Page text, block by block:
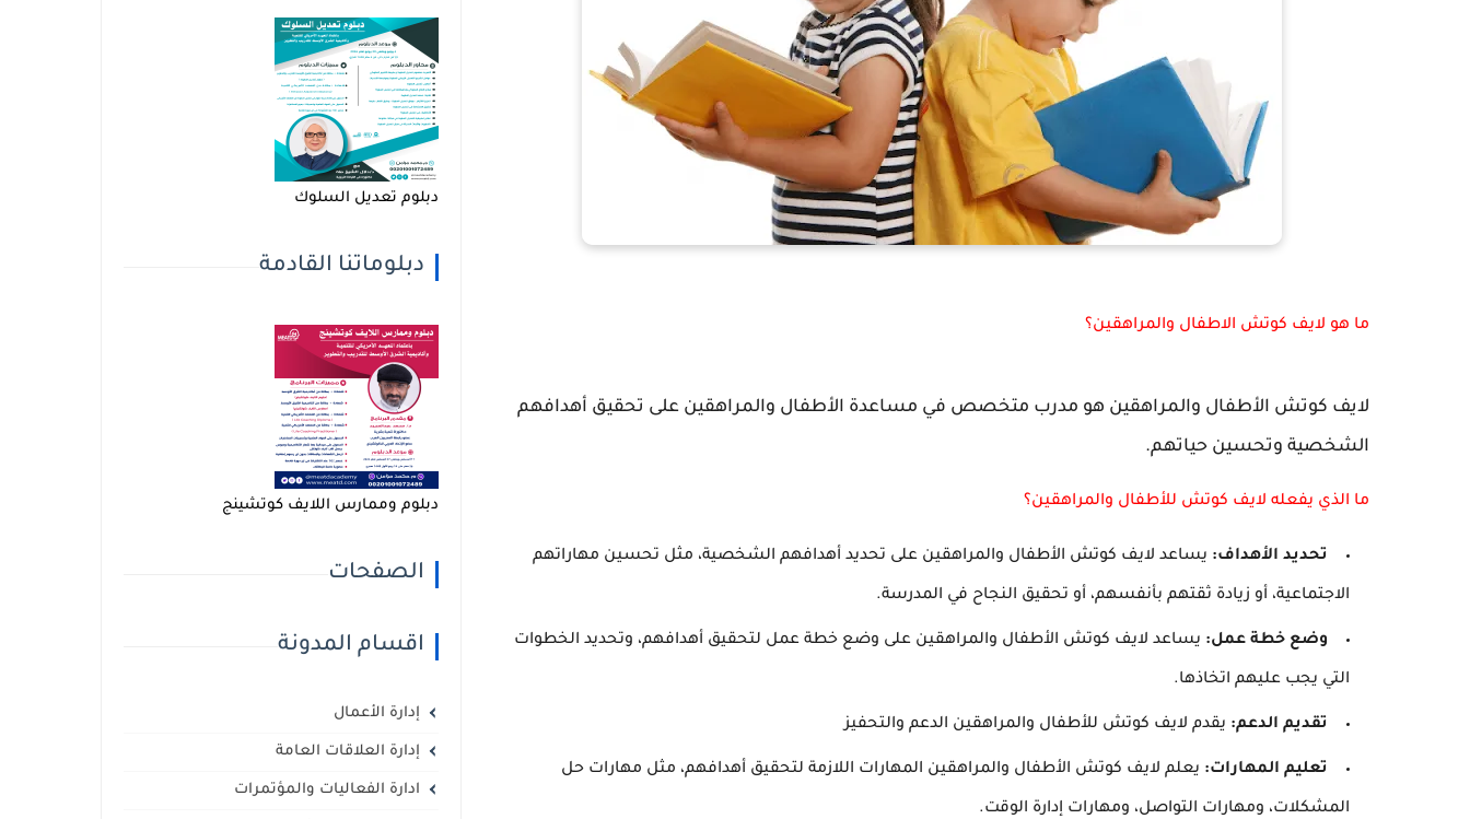
ما هو لايف كوتش الاطفال والمراهقين؟
لايف كوتش الأطفال والمراهقين هو مدرب متخصص في مساعدة الأطفال والمراهقين على تحقيق أهدافهم
الشخصية وتحسين حياتهم.
ما الذي يفعله لايف كوتش للأطفال والمراهقين؟
تحديد الأهداف: يساعد لايف كوتش الأطفال والمراهقين على تحديد أهدافهم الشخصية، مثل تحسين مهاراتهم
الاجتماعية، أو زيادة ثقتهم بأنفسهم، أو تحقيق النجاح في المدرسة.
وضع خطة عمل: يساعد لايف كوتش الأطفال والمراهقين على وضع خطة عمل لتحقيق أهدافهم، وتحديد الخطوات
التي يجب عليهم اتخاذها.
تقديم الدعم: يقدم لايف كوتش للأطفال والمراهقين الدعم والتحفيز
تعليم المهارات: يعلم لايف كوتش الأطفال والمراهقين المهارات اللازمة لتحقيق أهدافهم، مثل مهارات حل
المشكلات، ومهارات التواصل، ومهارات إدارة الوقت.
دبلوم تعديل السلوك
دبلوماتنا القادمة
دبلوم وممارس اللايف كوتشينج
الصفحات
اقسام المدونة
إدارة الأعمال
إدارة العلاقات العامة
ادارة الفعاليات والمؤتمرات